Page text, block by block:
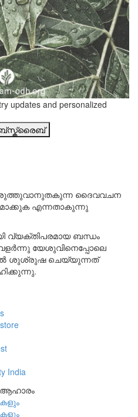
updates and personalized
വരുത്തുവാനുതകുന്ന ദൈവവചന
എന്നതാകുന്നു
വ്യക്തിപരമായ ബന്ധം
യേശുവിനെപ്പോലെ
ശുശ്രുഷ ചെയ്യുന്നത്
India
ആഹാരം